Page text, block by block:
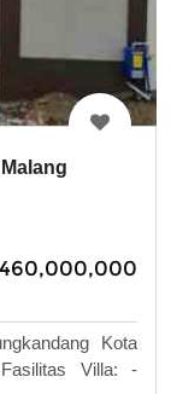
460,000,000
Kota
Villa: -